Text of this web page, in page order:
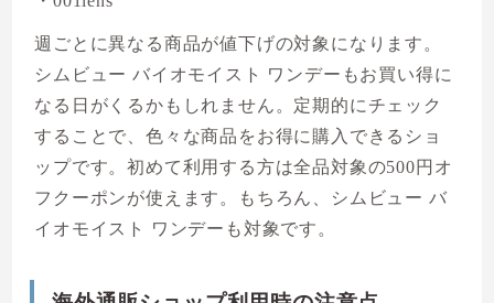
週ごとに異なる商品が値下げの対象になります。
シムビュー バイオモイスト ワンデーもお買い得に
なる日がくるかもしれません。定期的にチェック
することで、色々な商品をお得に購入できるショ
ップです。初めて利用する方は全品対象の500円オ
フクーポンが使えます。もちろん、シムビュー バ
イオモイスト ワンデーも対象です。